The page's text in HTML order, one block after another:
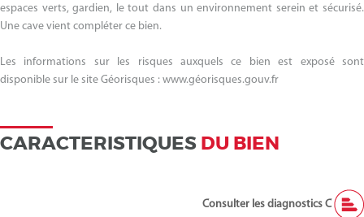
espaces verts, gardien, le tout dans un environnement serein et sécurisé.
Une cave vient compléter ce bien.
Les informations sur les risques auxquels ce bien est exposé sont
disponible sur le site Géorisques : www.géorisques.gouv.fr
CARACTERISTIQUES DU BIEN
Consulter les diagnostics C